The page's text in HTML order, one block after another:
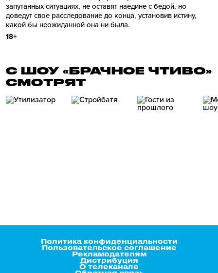
запутанных ситуациях, не оставят наедине с бедой, но
доведут свое расследование до конца, установив истину,
какой бы неожиданной она ни была.
18+
С ШОУ «БРАЧНОЕ ЧТИВО»
СМОТРЯТ
Политика конфиденциальности
Пользовательское соглашение
Рекламодателям
Дистрибуция
О телеканале